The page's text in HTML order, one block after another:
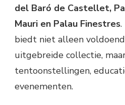
del Baró de Castellet,
Mauri en Palau Finestres.
biedt niet alleen
uitgebreide collectie,
tentoonstellingen,
evenementen.